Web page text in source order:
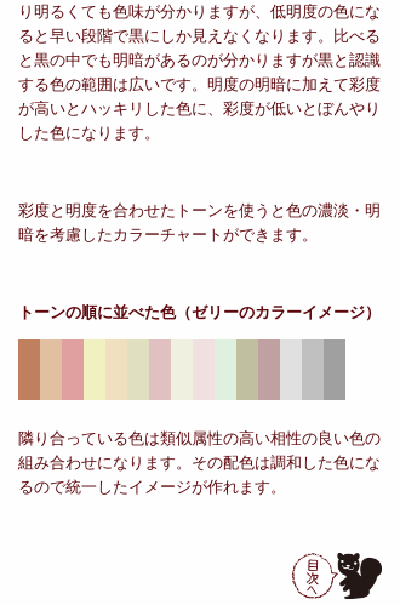
り明るくても色味が分かりますが、低明度の色にな
ると早い段階で黒にしか見えなくなります。比べる
と黒の中でも明暗があるのが分かりますが黒と認識
する色の範囲は広いです。明度の明暗に加えて彩度
が高いとハッキリした色に、彩度が低いとぼんやり
した色になります。
彩度と明度を合わせたトーンを使うと色の濃淡・明
暗を考慮したカラーチャートができます。
トーンの順に並べた色（ゼリーのカラーイメージ）
隣り合っている色は類似属性の高い相性の良い色の
組み合わせになります。その配色は調和した色にな
るので統一したイメージが作れます。